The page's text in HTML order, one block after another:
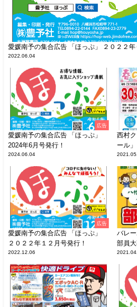
愛媛南予の集合広告 「ほっぷ」 ２０２２年
2022.06.04
広告
愛媛南予の集合広告 「ほっぷ」
2024年6月号発行！
2024.06.04
西村
ール」
広告
愛媛南予の集合広告 「ほっぷ」
２０２２年１２月号発行！
2022.12.06
バレ
部員